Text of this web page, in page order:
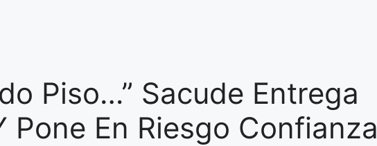
Piso…” Sacude Entrega
Pone En Riesgo Confianza